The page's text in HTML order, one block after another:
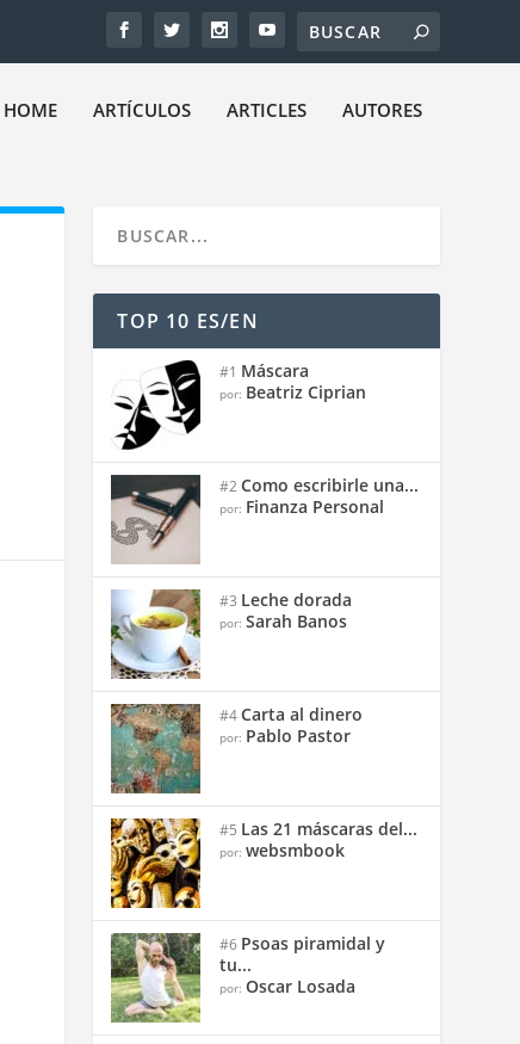
HOME ARTÍCULOS ARTICLES AUTORES
TOP 10 ES/EN
#1 Máscara
por: Beatriz Ciprian
#2Como escribirle una...
por: Finanza Personal
#3 Leche dorada
por:Sarah Banos
#4Carta al dinero
por: Pablo Pastor
#5 Las 21 máscaras del...
por:websmbook
#6 Psoas piramidal y
tu...
por:Oscar Losada